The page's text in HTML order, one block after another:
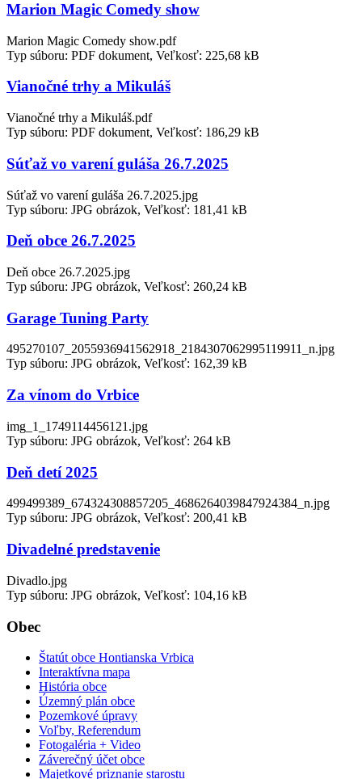
Marion Magic Comedy show
Marion Magic Comedy show.pdf
Typ súboru: PDF dokument, Veľkosť: 225,68 kB
Vianočné trhy a Mikuláš
Vianočné trhy a Mikuláš.pdf
Typ súboru: PDF dokument, Veľkosť: 186,29 kB
Súťaž vo varení guláša 26.7.2025
Súťaž vo varení guláša 26.7.2025.jpg
Typ súboru: JPG obrázok, Veľkosť: 181,41 kB
Deň obce 26.7.2025
Deň obce 26.7.2025.jpg
Typ súboru: JPG obrázok, Veľkosť: 260,24 kB
Garage Tuning Party
495270107_2055936941562918_2184307062995119911_n.jpg
Typ súboru: JPG obrázok, Veľkosť: 162,39 kB
Za vínom do Vrbice
img_1_1749114456121.jpg
Typ súboru: JPG obrázok, Veľkosť: 264 kB
Deň detí 2025
499499389_674324308857205_4686264039847924384_n.jpg
Typ súboru: JPG obrázok, Veľkosť: 200,41 kB
Divadelné predstavenie
Divadlo.jpg
Typ súboru: JPG obrázok, Veľkosť: 104,16 kB
Obec
Štatút obce Hontianska Vrbica
Interaktívna mapa
História obce
Územný plán obce
Pozemkové úpravy
Voľby, Referendum
Fotogaléria + Video
Záverečný účet obce
Majetkové priznanie starostu